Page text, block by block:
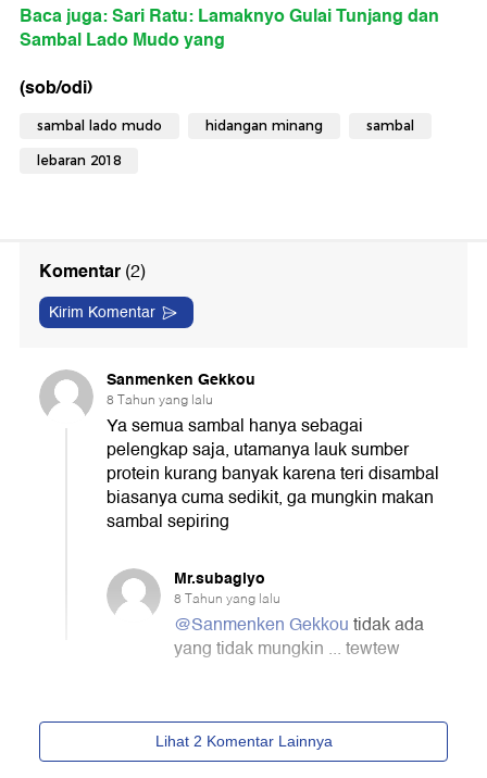
Baca juga: Sari Ratu: Lamaknyo Gulai Tunjang dan
Sambal Lado Mudo yang
(sob/odi)
sambal lado mudo hidangan minang sambal
lebaran 2018